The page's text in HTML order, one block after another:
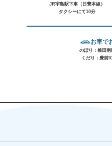
JR宇島駅下車（日豊本線）
タクシーにて10分
お車で
のぼり：椎田
くだり：豊前